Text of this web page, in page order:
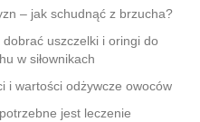
– jak schudnąć z brzucha?
uszczelki i oringi do
w siłownikach
i wartości odżywcze owoców
jest leczenie